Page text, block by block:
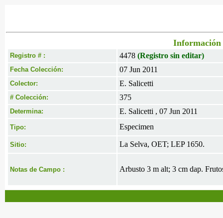
Información
Registro # : 4478 (Registro sin editar)
Fecha Colección: 07 Jun 2011
Colector: E. Salicetti
# Colección: 375
Determina: E. Salicetti , 07 Jun 2011
Tipo: Especimen
Sitio: La Selva, OET; LEP 1650.
Notas de Campo : Arbusto 3 m alt; 3 cm dap.